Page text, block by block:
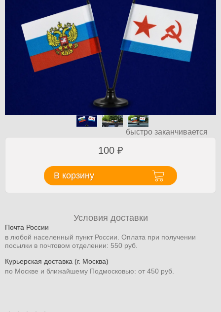
быстро заканчивается
100 ₽
В корзину
Условия доставки
Почта России
в любой населенный пункт России. Оплата при получении
посылки в почтовом отделении: 550 руб.
Курьерская доставка (г. Москва)
по Москве и ближайшему Подмосковью: от 450 руб.